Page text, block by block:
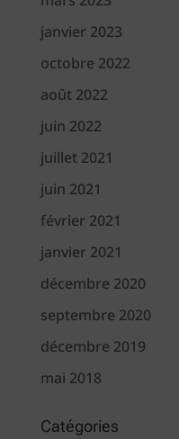
janvier 2023
octobre 2022
août 2022
juin 2022
juillet 2021
juin 2021
février 2021
janvier 2021
décembre 2020
septembre 2020
décembre 2019
mai 2018
Catégories